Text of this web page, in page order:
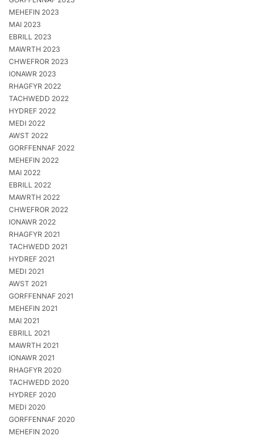
MEHEFIN 2023
MAI 2023
EBRILL 2023
MAWRTH 2023
CHWEFROR 2023
IONAWR 2023
RHAGFYR 2022
TACHWEDD 2022
HYDREF 2022
MEDI 2022
AWST 2022
GORFFENNAF 2022
MEHEFIN 2022
MAI 2022
EBRILL 2022
MAWRTH 2022
CHWEFROR 2022
IONAWR 2022
RHAGFYR 2021
TACHWEDD 2021
HYDREF 2021
MEDI 2021
AWST 2021
GORFFENNAF 2021
MEHEFIN 2021
MAI 2021
EBRILL 2021
MAWRTH 2021
IONAWR 2021
RHAGFYR 2020
TACHWEDD 2020
HYDREF 2020
MEDI 2020
GORFFENNAF 2020
MEHEFIN 2020